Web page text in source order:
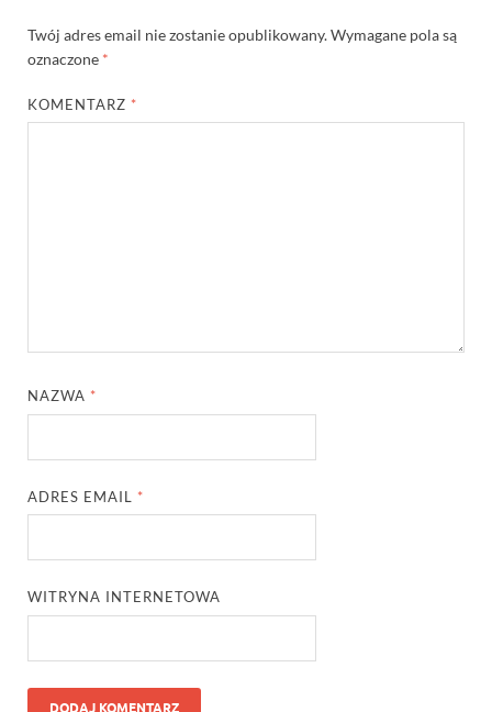
Twój adres email nie zostanie opublikowany.Wymagane pola są
oznaczone *
KOMENTARZ *
NAZWA *
ADRES EMAIL *
WITRYNA INTERNETOWA